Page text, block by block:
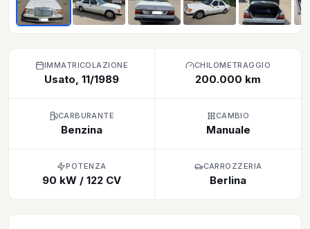
IMMATRICOLAZIONE
Usato, 11/1989
CHILOMETRAGGIO
200.000 km
CARBURANTE
Benzina
CAMBIO
Manuale
POTENZA
90 kW / 122 CV
CARROZZERIA
Berlina